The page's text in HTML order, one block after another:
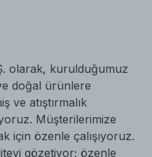
olarak, kurulduğumuz
doğal ürünlere
ve atıştırmalık
Müşterilerimize
için özenle çalışıyoruz.
gözetiyor; özenle